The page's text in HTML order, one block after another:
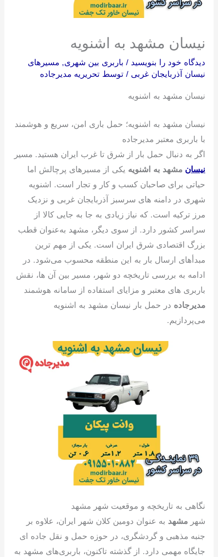
نیسان مشهد به اشنویه
دیدگاه‌ خود را بنویسید / باربری بین شهری, مسیرهای
نیسان آذربایجان غربی / توسطتحریریه مدیرجاده
نیسان مشهد به اشنویه
نیسان مشهد به اشنویه؛ حمل باری امن، سریع و هوشمند
با باربری معتبر مدیرجاده
اگر به دنبال حمل بار از شرق تا غرب ایران هستید. مسیر
نیسان مشهد به اشنویه یکی از مسیرهای پرچالش اما
حیاتی برای صاحبان کسب‌ و کار و تجار است. اشنویه
شهری در دامنه های سرسبز آذربایجان غربی و نزدیک
مرز ترکیه است. که نیاز زیادی به جا به‌ جایی کالا از
سراسر کشور دارد. از سوی دیگر، مشهد به‌عنوان قطب
بزرگ اقتصادی شرق ایران است. یکی از مهم ترین
مبدأهای ارسال بار به این منطقه محسوب می‌شود. در
ادامه به بررسی تاریخچه دو شهر، مسیر بین آن ها، نقش
باربری های معتبر و مزایای استفاده از سامانه هوشمند
مدیرجاده در حمل بار نیسان مشهد به اشنویه
می‌پردازیم.
نگاهی به تاریخچه و موقعیت شهر مشهد
شهرمشهد به عنوان دومین کلان شهر ایران، علاوه بر
جنبه مذهبی و گردشگری، در حوزه حمل‌ و نقل جاده ای
جایگاه مهمی دارد. از گذشته تاکنون، باربری‌های مشهد به